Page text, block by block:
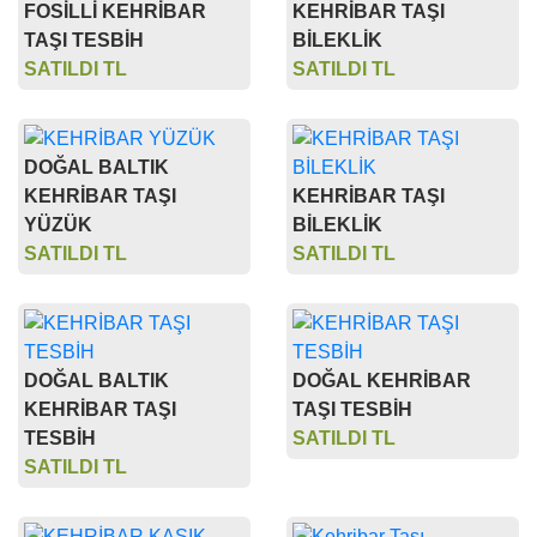
FOSİLLİ KEHRİBAR
TAŞI TESBİH
SATILDI TL
KEHRİBAR TAŞI
BİLEKLİK
SATILDI TL
DOĞAL BALTIK
KEHRİBAR TAŞI
YÜZÜK
SATILDI TL
KEHRİBAR TAŞI
BİLEKLİK
SATILDI TL
DOĞAL BALTIK
KEHRİBAR TAŞI
TESBİH
SATILDI TL
DOĞAL KEHRİBAR
TAŞI TESBİH
SATILDI TL